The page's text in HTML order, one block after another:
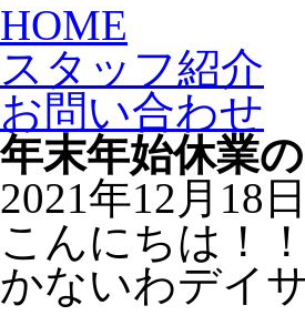
HOME
スタッフ紹介
お問い合わせ
年末年始休業
2021年12月18
こんにちは！！
かないわデイ